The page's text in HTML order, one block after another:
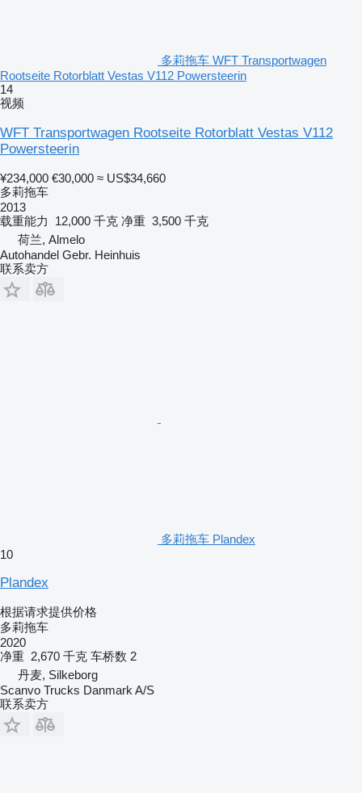
多莉拖车 WFT Transportwagen
Rootseite Rotorblatt Vestas V112 Powersteerin
14
视频
WFT Transportwagen Rootseite Rotorblatt Vestas V112
Powersteerin
¥234,000 €30,000 ≈ US$34,660
多莉拖车
2013
载重能力
12,000 千克 净重 3,500 千克
荷兰, Almelo
Autohandel Gebr. Heinhuis
联系卖方
多莉拖车 Plandex
10
Plandex
根据请求提供价格
多莉拖车
2020
净重 2,670 千克 车桥数 2
丹麦, Silkeborg
Scanvo Trucks Danmark A/S
联系卖方